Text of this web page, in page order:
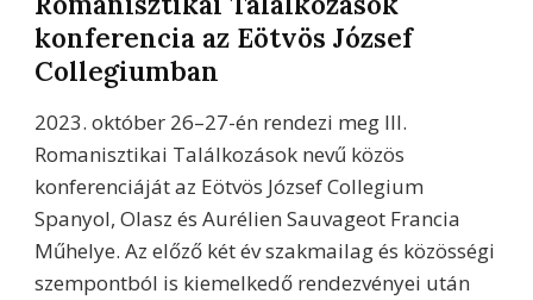
konferencia az Eötvös József
Collegiumban
2023. október 26–27-én rendezi meg III.
Romanisztikai Találkozások nevű közös
konferenciáját az Eötvös József Collegium
Spanyol, Olasz és Aurélien Sauvageot Francia
Műhelye. Az előző két év szakmailag és közösségi
szempontból is kiemelkedő rendezvényei után